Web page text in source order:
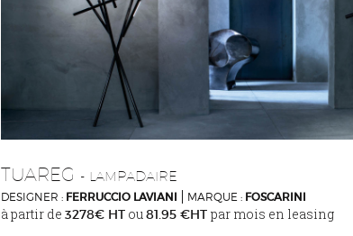
TUAREG - LAMPADAIRE
DESIGNER : FERRUCCIO LAVIANI MARQUE : FOSCARINI
à partir de 3278€ HT ou81.95 €HT par mois en leasing